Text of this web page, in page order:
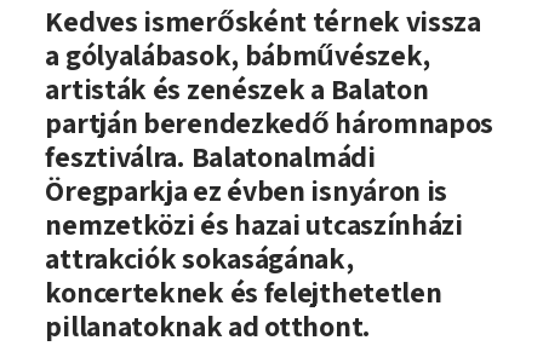
Megérkezett a 6. Bondoró Fesztivál
Kedves ismerősként térnek vissza
a gólyalábasok, bábművészek,
artisták és zenészek a Balaton
partján berendezkedő háromnapos
fesztiválra. Balatonalmádi
Öregparkja ez évben isnyáron is
nemzetközi és hazai utcaszínházi
attrakciók sokaságának,
koncerteknek és felejthetetlen
pillanatoknak ad otthont.